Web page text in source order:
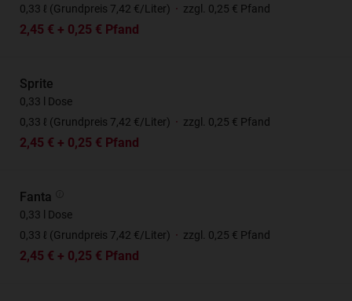
0,33 ℓ (Grundpreis 7,42 €/Liter) · zzgl. 0,25 € Pfand
2,45 € + 0,25 € Pfand
Sprite
0,33 l Dose
0,33 ℓ (Grundpreis 7,42 €/Liter) · zzgl. 0,25 € Pfand
2,45 € + 0,25 € Pfand
Fanta
0,33 l Dose
0,33 ℓ (Grundpreis 7,42 €/Liter) · zzgl. 0,25 € Pfand
2,45 € + 0,25 € Pfand